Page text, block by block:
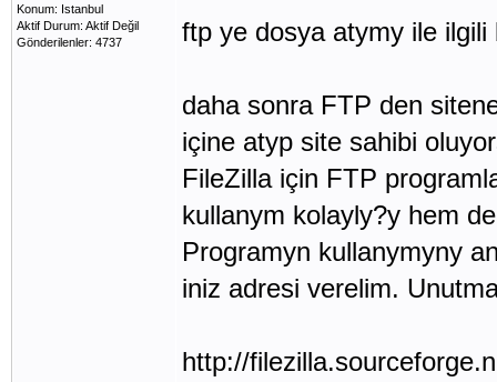
Konum: Istanbul
Aktif Durum: Aktif Değil
Gönderilenler: 4737
ftp ye dosya atymy ile
daha sonra FTP den
içine atyp site sahibi
FileZilla için FTP
kullanym kolayly?y hem
Programyn kullanymyny
iniz adresi verelim.
http://